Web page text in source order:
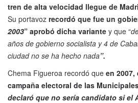
tren de alta velocidad llegue de
Su portavoz recordó que fue un
2003” aprobó dicha variante y que “
años de gobierno socialista y 4 de
ciudad no se ha hecho nada”.
Chema Figueroa recordó que en
campaña electoral de las
declaró que no sería candidato si el